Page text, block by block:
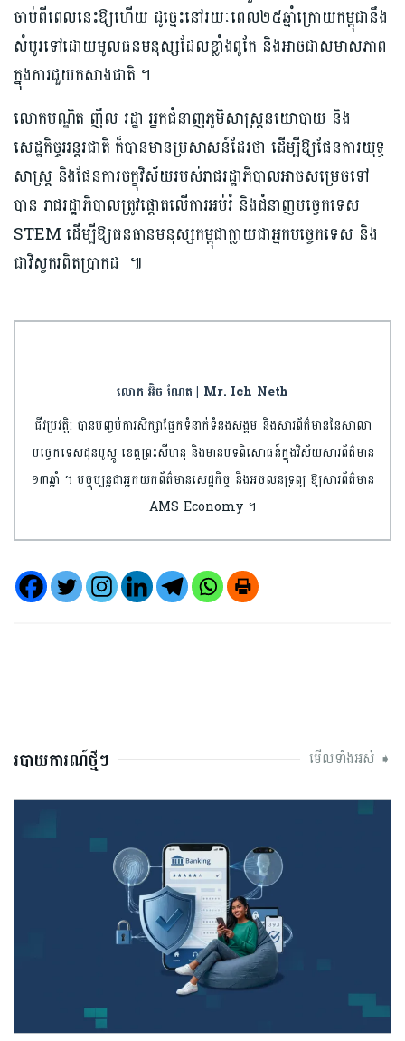
ចាប់ពីពេលនេះឱ្យហើយ ដូច្នេះនៅរយៈពេល​២៥ឆ្នាំក្រោយ​កម្ពុជា​នឹង​
សំបូរ​ទៅដោយមូលធនមនុស្ស​ដែលខ្លាំង​ពូកែ និងអាច​ជាសមាសភាព
ក្នុងការ​ជួយកសាងជាតិ ។
លោកបណ្ឌិត​ ញឹល រដ្ឋា អ្នកជំនាញភូមិសាស្រ្តនយោបាយ និង
សេដ្ឋកិច្ចអន្តរជាតិ ក៏បានមានប្រសាសន៍ដែរថា ដើម្បីឱ្យផែនការ​យុទ្ធ
សាស្ត្រ និងផែនការ​ចក្ខុវិស័យ​របស់រាជរដ្ឋាភិបាល​អាច​សម្រេច​ទៅ
បាន រាជរដ្ឋាភិបាល​ត្រូ​វផ្ដោតលើការអប់រំ និងជំនាញបច្ចេកទេស
STEM ដើម្បីឱ្យ​ធនធានមនុស្សកម្ពុជា​ក្លាយជា​អ្នកបច្ចេកទេស​ និង
ជាវិស្វករ​ពិតប្រាកដ ៕
លោក អ៊ិច ណែត | Mr. Ich Neth
ជីវប្រវត្តិ: បានបញ្ចប់​ការ​សិក្សា​ផ្នែកទំនាក់ទំនង​សង្គម និងសារព័ត៌មាន​​នៃសាលា​
បច្ចេកទេស​ដុន​បូស្កូ ខេត្តព្រះ​សីហនុ និងមានបទពិសោធន៍​ក្នុងវិស័យ​សារព័ត៌មាន​
១៣ឆ្នាំ ។ បច្ចុប្បន្នជា​អ្នកយកព័ត៌មាន​សេដ្ឋកិច្ច និងអចលនទ្រព្យ​ ឱ្យសារព័ត៌មាន
AMS Economy ។​
របាយការណ៍ថ្មីៗ មើលទាំងអស់ ➧